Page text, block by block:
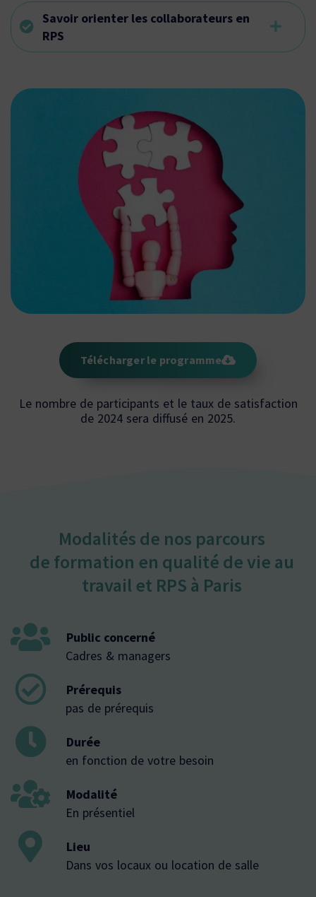
Savoir orienter les collaborateurs en
RPS
Télécharger le programme
Le nombre de participants et le taux de satisfaction
de 2024 sera diffusé en 2025.
Modalités de nos parcours
de formation en qualité de vie au
travail et RPS à Paris
Public concerné
Cadres & managers
Prérequis
pas de prérequis
Durée
en fonction de votre besoin
Modalité
En présentiel
Lieu
Dans vos locaux ou location de salle